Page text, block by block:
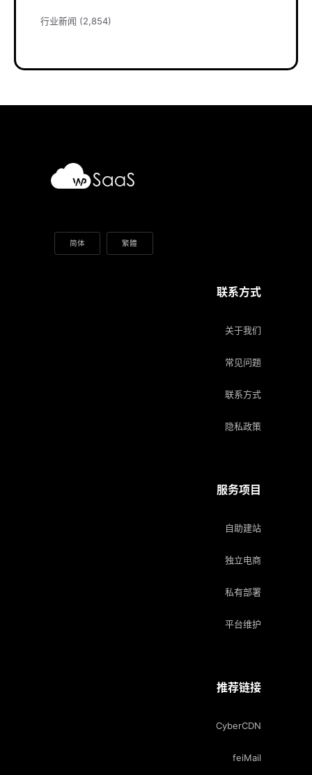
行业新闻 (2,854)
简体 繁體
联系方式
关于我们
常见问题
联系方式
隐私政策
服务项目
自助建站
独立电商
私有部署
平台维护
推荐链接
CyberCDN
feiMail